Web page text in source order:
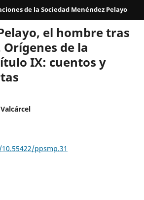
de la Sociedad Menéndez Pelayo
el hombre tras
de la
IX: cuentos y
ppsmp.31